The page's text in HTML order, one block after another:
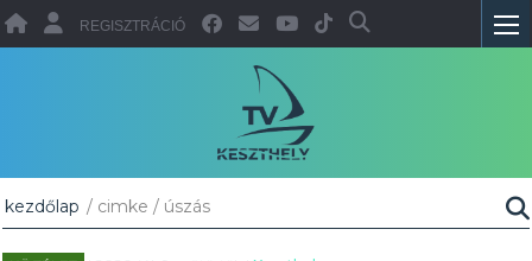
REGISZTRÁCIÓ
kezdőlap / cimke / úszás